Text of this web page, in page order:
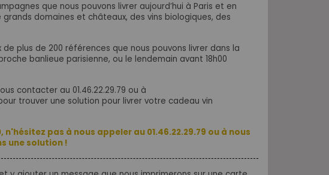
que nous pouvons livrer aujourd’hui à Paris et en
domaines et châteaux, des vins biologiques, des
de plus de 200 références que nous pouvons livrer dans la
banlieue parisienne, ou le lendemain avant 18h00
contacter au 01.46.22.29.79 ou à
trouver une solution pour livrer votre cadeau vin
n'hésitez pas à nous appeler au 01.46.22.29.79 ou à nous
une solution !